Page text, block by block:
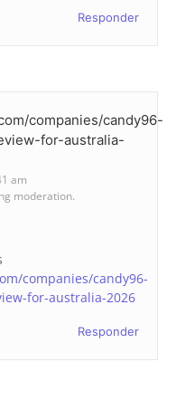
Responder
companies/candy96-
for-australia-
am
moderation.
companies/candy96-
for-australia-2026
Responder